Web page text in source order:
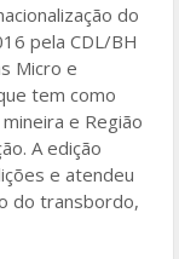
do
pela CDL/BH
Micro e
tem como
e Região
A edição
e atendeu
do transbordo,